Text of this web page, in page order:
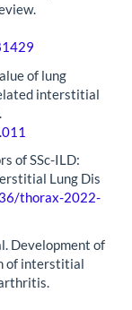
of lung
interstitial
of SSc-ILD:
Lung Dis
thorax-2022-
Development of
of interstitial